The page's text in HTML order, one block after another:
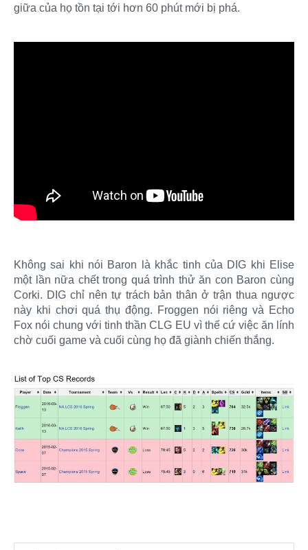
giữa của họ tồn tại tới hơn 60 phút mới bị phá.
Không sai khi nói Baron là khắc tinh của DIG khi Elise
một lần nữa chết trong quá trình thử ăn con Baron cùng
Corki. DIG chỉ nên tự trách bản thân ở trận thua ngược
này khi chơi quá thụ động. Froggen nói riêng và Echo
Fox nói chung với tinh thần CLG EU vì thế cứ việc ăn lính
chờ cuối game và cuối cùng họ đã giành chiến thắng.